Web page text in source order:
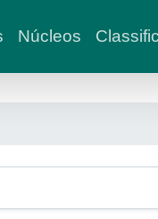
Núcleos